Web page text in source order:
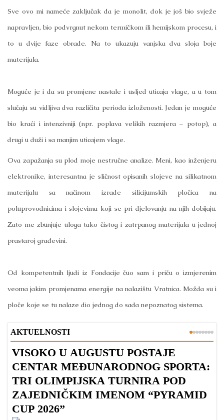
Sve ovo mi nameće zaključak da je monolit, dok je još bio svježe
napravljen, bio podvrgnut nekom termičkom ili hemijskom procesu, i
to u dvije faze obrade. Na to ukazuju vanjska dva sloja boje
materijala.
Moguće je i da su promjene nastale i usljed uticaja vlage, a u tom
slučaju su vidljiva dva različita perioda izloženosti. Jedan je moguće
bio kraći i intenzivniji (npr. poplava velikih razmjera – potop), a
drugi u duži i sa manjim uticajem vlage.
Ova zapažanja su plod moje nestručne analize. Meni, kao inženjeru
elektronike, interesantna je sličnost opisanih slojeve na silikatnom
materijalu sa načinom izrade silicijumskih pločica na
poluprovodnicima i slojevima koji se pri djelovanju na njih dobijaju.
Zato me zbunjuje uloga tako čistog i zatrpanog materijala u jednoj
prastaroj građevini.
Od kompetentnih ljudi iz Fondacije čuo sam i priču o izmjerenim
veoma jakim promjenama energije na nalazištu Vratnica. Možda su i
ploče koje se tu nalaze dio jednog do sada nepoznatog sistema.
AKTUELNOSTI
VISOKO U AUGUSTU POSTAJE
CENTAR MEĐUNARODNOG SPORTA:
TRI OLIMPIJSKA TURNIRA POD
ZAJEDNIČKIM IMENOM “PYRAMID
CUP 2026”